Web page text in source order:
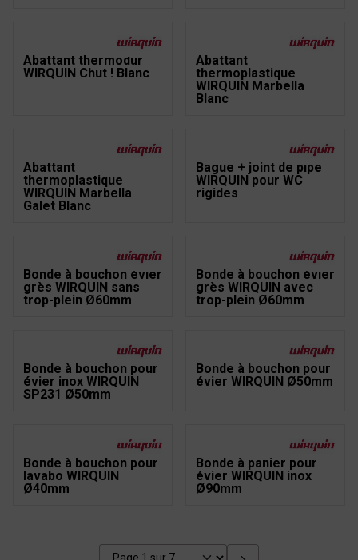
Abattant thermodur
WIRQUIN Chut ! Blanc
Abattant
thermoplastique
WIRQUIN Marbella
Blanc
Abattant
thermoplastique
WIRQUIN Marbella
Galet Blanc
Bague + joint de pipe
WIRQUIN pour WC
rigides
Bonde à bouchon évier
grès WIRQUIN sans
trop-plein Ø60mm
Bonde à bouchon évier
grès WIRQUIN avec
trop-plein Ø60mm
Bonde à bouchon pour
évier inox WIRQUIN
SP231 Ø50mm
Bonde à bouchon pour
évier WIRQUIN Ø50mm
Bonde à bouchon pour
lavabo WIRQUIN
Ø40mm
Bonde à panier pour
évier WIRQUIN inox
Ø90mm